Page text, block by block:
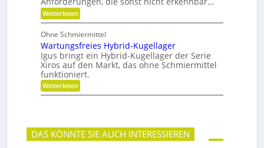
n
d
e
r
i
e
b
e
-
F
a
m
i
l
i
e
x
i
i
l
i
t
ä
t
Weiterlesen:
P
t
e
n
z
i
a
l
e
B
a
Ohne Schmiermittel
Wartungsfreies Hybrid-Kugellager
Igus bringt ein Hybrid-Kugellager der Serie
Xiros auf den Markt, das ohne Schmiermittel
funktioniert.
Weiterlesen:
W
u
n
g
DAS KÖNNTE SIE AUCH INTERESSIEREN